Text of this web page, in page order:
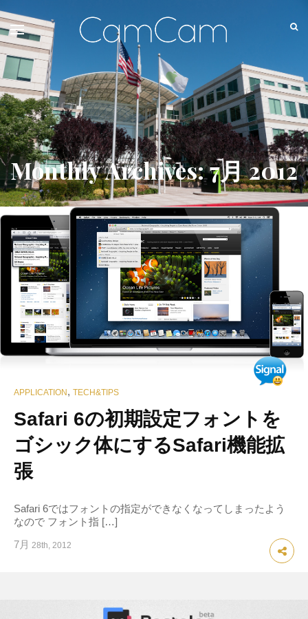
Monthly Archives: 7月 2012
APPLICATION, TECH&TIPS
Safari 6の初期設定フォントを
ゴシック体にするSafari機能拡
張
Safari 6ではフォントの指定ができなくなってしまったよう
なので フォント指 […]
7月 28th, 2012